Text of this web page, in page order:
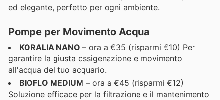
ed elegante, perfetto per ogni ambiente.
Pompe per Movimento Acqua
KORALIA NANO – ora a €35 (risparmi €10) Per
garantire la giusta ossigenazione e movimento
all'acqua del tuo acquario.
BIOFLO MEDIUM – ora a €45 (risparmi €12)
Soluzione efficace per la filtrazione e il mantenimento